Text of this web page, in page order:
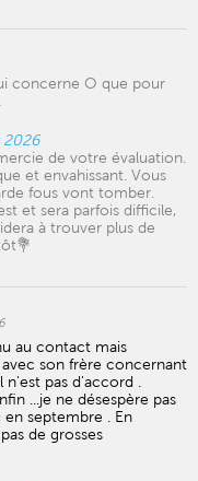
concerne O que pour
2026
de votre évaluation.
et envahissant. Vous
fous vont tomber.
et sera parfois difficile,
à trouver plus de
au contact mais
son frère concernant
pas d'accord .
...je ne désespère pas
septembre . En
de grosses